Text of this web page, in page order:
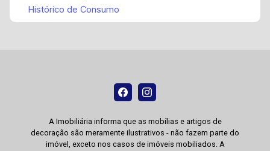
Histórico de Consumo
A Imobiliária informa que as mobílias e artigos de
decoração são meramente ilustrativos - não fazem parte do
imóvel, exceto nos casos de imóveis mobiliados. A